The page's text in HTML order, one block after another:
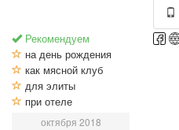
Рекомендуем
на день рождения
как мясной клуб
для элиты
при отеле
октября 2018